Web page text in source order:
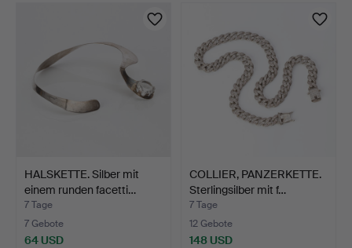
HALSKETTE. Silber mit
einem runden facetti…
7 Tage
7 Gebote
64 USD
COLLIER, PANZERKETTE.
Sterlingsilber mit f…
7 Tage
12 Gebote
148 USD